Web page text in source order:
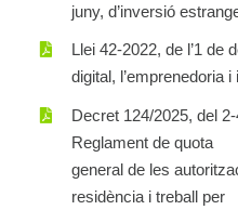
juny, d’inversió
Llei 42-2022, de l’1 de
digital, l’emprenedoria
Decret 124/2025, del
Reglament de quota
general de les
residència i treball per